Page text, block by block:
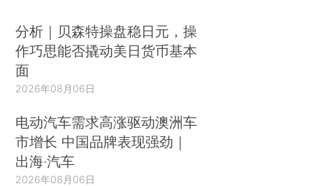
分析｜贝森特操盘稳日元，操
作巧思能否撬动美日货币基本
面
2026年08月06日
电动汽车需求高涨驱动澳洲车
市增长 中国品牌表现强劲｜
出海·汽车
2026年08月06日